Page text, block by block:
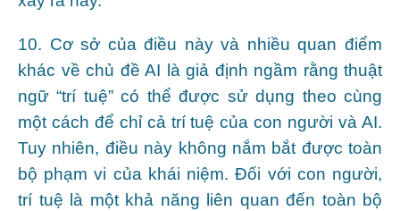
10. Cơ sở của điều này và nhiều quan điểm
khác về chủ đề AI là giả định ngầm rằng thuật
ngữ “trí tuệ” có thể được sử dụng theo cùng
một cách để chỉ cả trí tuệ của con người và AI.
Tuy nhiên, điều này không nắm bắt được toàn
bộ phạm vi của khái niệm. Đối với con người,
trí tuệ là một khả năng liên quan đến toàn bộ